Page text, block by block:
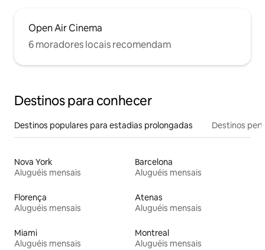
Open Air Cinema
6 moradores locais recomendam
Destinos para conhecer
Destinos populares para estadias prolongadas Destinos
Nova York
Aluguéis mensais
Barcelona
Aluguéis mensais
Florença
Aluguéis mensais
Atenas
Aluguéis mensais
Miami
Aluguéis mensais
Montreal
Aluguéis mensais